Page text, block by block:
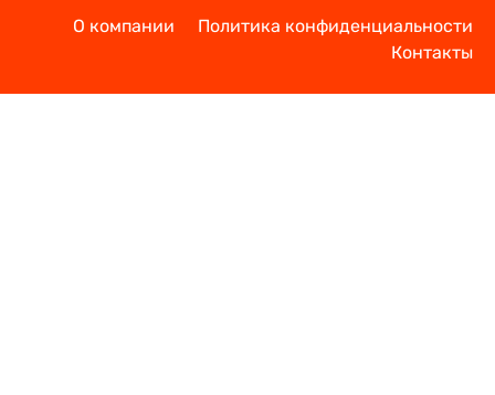
О компании
Политика конфиденциальности
Контакты